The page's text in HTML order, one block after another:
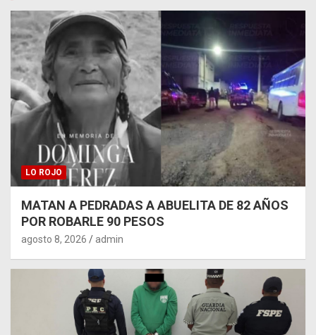
LO ROJO
MATAN A PEDRADAS A ABUELITA DE 82 AÑOS
POR ROBARLE 90 PESOS
agosto 8, 2026 admin